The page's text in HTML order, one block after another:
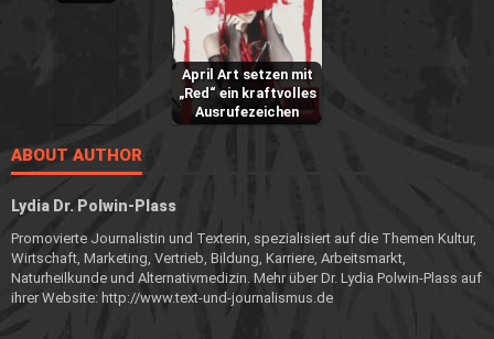
April Art setzen mit
„Red“ ein kraftvolles
Ausrufezeichen
ABOUT AUTHOR
Lydia Dr. Polwin-Plass
Promovierte Journalistin und Texterin, spezialisiert auf die Themen Kultur,
Wirtschaft, Marketing, Vertrieb, Bildung, Karriere, Arbeitsmarkt,
Naturheilkunde und Alternativmedizin. Mehr über Dr. Lydia Polwin-Plass auf
ihrer Website: http://www.text-und-journalismus.de